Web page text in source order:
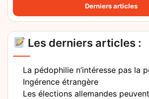
Derniers articles
Les derniers articles :
La pédophilie n’intéresse pas la
Ingérence étrangère
Les élections allemandes